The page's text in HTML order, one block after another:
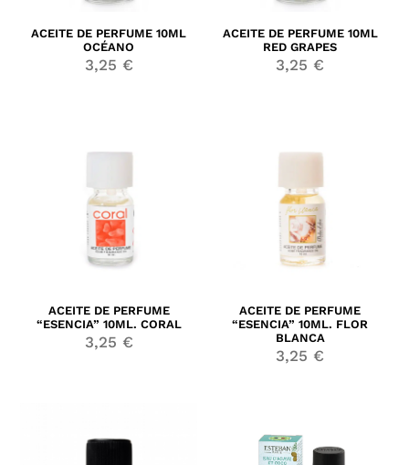
ACEITE DE PERFUME 10ML
OCÉANO
3,25 €
ACEITE DE PERFUME 10ML
RED GRAPES
3,25 €
ACEITE DE PERFUME
“ESENCIA” 10ML. CORAL
3,25 €
ACEITE DE PERFUME
“ESENCIA” 10ML. FLOR
BLANCA
3,25 €